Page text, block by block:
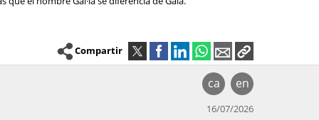
Compartir
ca en
16/07/2026